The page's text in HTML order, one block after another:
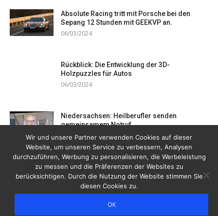
Absolute Racing tritt mit Porsche bei den
Sepang 12 Stunden mit GEEKVP an.
06/03/2024
Rückblick: Die Entwicklung der 3D-
Holzpuzzles für Autos
06/03/2024
Niedersachsen: Heilberufler senden
gemeinsamem Notruf
19/12/2023
Wir und unsere Partner verwenden Cookies auf dieser
Website, um unseren Service zu verbessern, Analysen
durchzuführen, Werbung zu personalisieren, die Werbeleistung
zu messen und die Präferenzen der Websites zu
berücksichtigen. Durch die Nutzung der Website stimmen Sie
diesen Cookies zu.
OK